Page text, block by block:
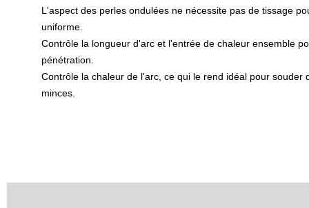
L'aspect des perles ondulées ne nécessite pas de tissage
uniforme.
Contrôle la longueur d'arc et l'entrée de chaleur ensemble
pénétration.
Contrôle la chaleur de l'arc, ce qui le rend idéal pour souder
minces.